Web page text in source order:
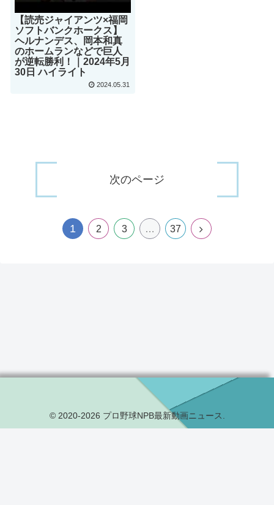
【読売ジャイアンツ×福岡
ソフトバンクホークス】
ヘルナンデス、岡本和真
のホームランなどで巨人
が逆転勝利！｜2024年5月
30日 ハイライト
2024.05.31
次のページ
1 2 3 … 37
© 2020-2026 プロ野球NPB最新動画ニュース.